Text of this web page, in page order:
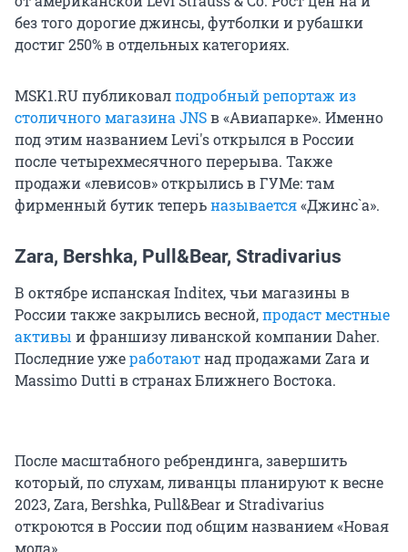
без того дорогие джинсы, футболки и рубашки
достиг 250% в отдельных категориях.
MSK1.RU публиковалподробный репортаж из
столичного магазина JNSв «Авиапарке». Именно
под этим названием Levi's открылся в России
после четырехмесячного перерыва. Также
продажи «левисов» открылись в ГУМе: там
фирменный бутик теперьназывается«Джинс`а».
Zara, Bershka, Pull&Bear, Stradivarius
В октябре испанская Inditex, чьи магазины в
России также закрылись весной,продаст местные
активы и франшизу ливанской компании Daher.
Последние ужеработаютнад продажами Zara и
Massimo Dutti в странах Ближнего Востока.
После масштабного ребрендинга, завершить
который, по слухам, ливанцы планируют к весне
2023, Zara, Bershka, Pull&Bear и Stradivarius
откроются в России под общим названием «Новая
мода».